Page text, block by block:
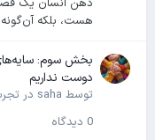
هست، بلکه آن‌گونه
بخش سوم:
دوست نداریم
توسطsahaدر
0 دیدگاه